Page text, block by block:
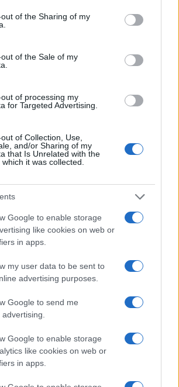
visit or usage behaviour. You may click to
to Google and its third-party tags to
specified purposes in below Google
of the Sharing of my
of the Sale of my
of processing my
for Targeted Advertising.
of Collection, Use,
and/or Sharing of my
that Is Unrelated with the
it was collected.
Google to enable storage
like cookies on web or
in apps.
my user data to be sent to
advertising purposes.
Google to send me
Google to enable storage
like cookies on web or
in apps.
sindacati in piazza contro il
2026
i saldi a Modena inverno 2015
2015